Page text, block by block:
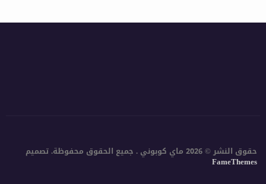
حقوق النشر © 2026 ماي كوبوني . جميع الحقوق محفوظة. تصميم
FameThemes